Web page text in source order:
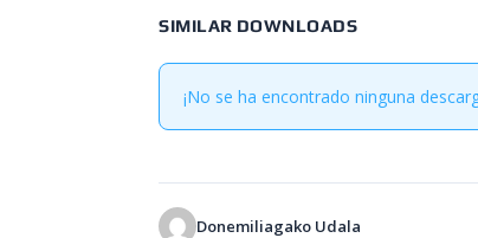
SIMILAR DOWNLOADS
¡No se ha encontrado ninguna
Donemiliagako Udala